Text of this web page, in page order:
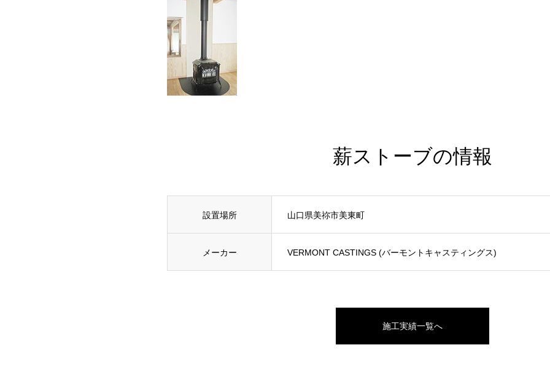
薪ストーブの情報
設置場所 山口県美祢市美東町
メーカー VERMONT CASTINGS (バーモントキャスティングス)
施工実績一覧へ